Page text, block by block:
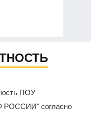
ПОУ
согласно